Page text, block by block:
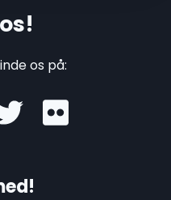
os på: